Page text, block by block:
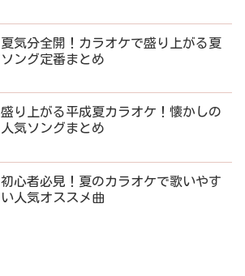
夏気分全開！カラオケで盛り上がる夏
ソング定番まとめ
盛り上がる平成夏カラオケ！懐かしの
人気ソングまとめ
初心者必見！夏のカラオケで歌いやす
い人気オススメ曲